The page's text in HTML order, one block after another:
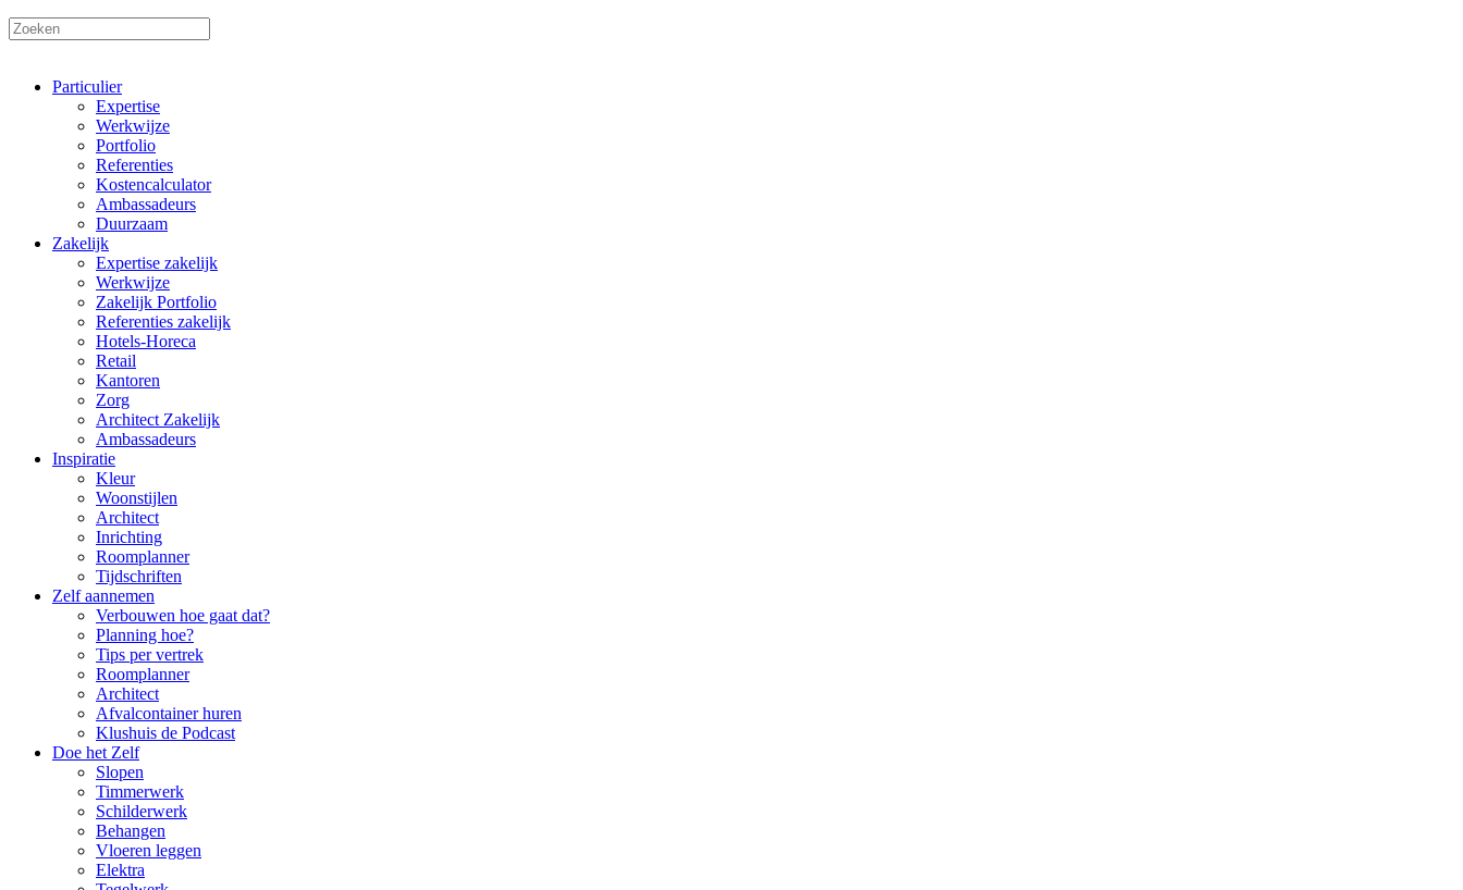
Particulier
Expertise
Werkwijze
Portfolio
Referenties
Kostencalculator
Ambassadeurs
Duurzaam
Zakelijk
Expertise zakelijk
Werkwijze
Zakelijk Portfolio
Referenties zakelijk
Hotels-Horeca
Retail
Kantoren
Zorg
Architect Zakelijk
Ambassadeurs
Inspiratie
Kleur
Woonstijlen
Architect
Inrichting
Roomplanner
Tijdschriften
Zelf aannemen
Verbouwen hoe gaat dat?
Planning hoe?
Tips per vertrek
Roomplanner
Architect
Afvalcontainer huren
Klushuis de Podcast
Doe het Zelf
Slopen
Timmerwerk
Schilderwerk
Behangen
Vloeren leggen
Elektra